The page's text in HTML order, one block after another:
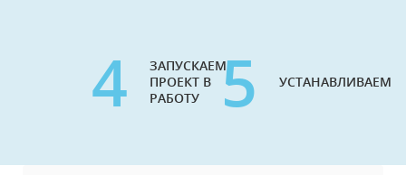
4
ЗАПУСКАЕМ
ПРОЕКТ В
РАБОТУ
5 УСТАНАВЛИВАЕМ